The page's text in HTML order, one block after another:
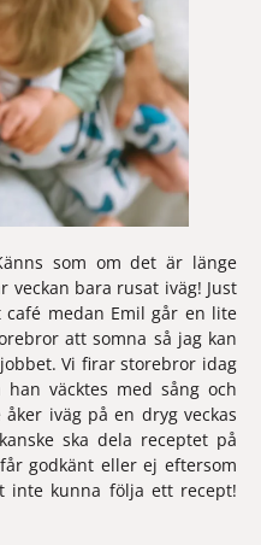
som om det är länge
bara rusat iväg! Just
medan Emil går en lite
att somna så jag kan
Vi firar storebror idag
väcktes med sång och
iväg på en dryg veckas
ska dela receptet på
godkänt eller ej eftersom
inte kunna följa ett recept!